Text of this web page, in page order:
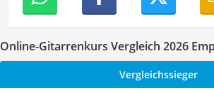
Online-Gitarrenkurs Vergleich 2026
Vergleichssieger